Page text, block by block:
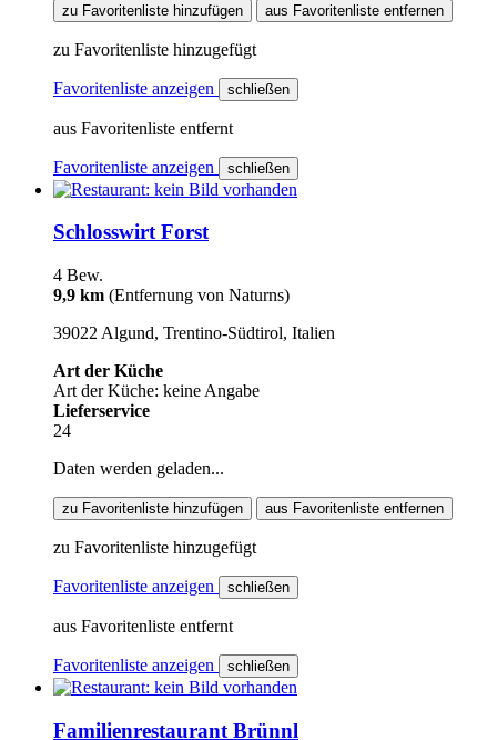
zu Favoritenliste hinzufügen aus Favoritenliste entfernen
zu Favoritenliste hinzugefügt
Favoritenliste anzeigen schließen
aus Favoritenliste entfernt
Favoritenliste anzeigen schließen
Schlosswirt Forst
4 Bew.
9,9 km (Entfernung von Naturns)
39022 Algund, Trentino-Südtirol, Italien
Art der Küche
Art der Küche: keine Angabe
Lieferservice
24
Daten werden geladen...
zu Favoritenliste hinzufügen aus Favoritenliste entfernen
zu Favoritenliste hinzugefügt
Favoritenliste anzeigen schließen
aus Favoritenliste entfernt
Favoritenliste anzeigen schließen
Familienrestaurant Brünnl